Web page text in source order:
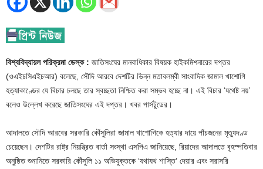
বিশ্ববিদ্যায়ল পরিক্রমা ডেস্ক : জাতিসংঘের মানবাধিকার বিষয়ক হাইকমিশনারের দপ্তর
(ওএইচসিএইচআর) বলেছে, সৌদি আরবে দেশটির ভিন্ন মতাবলম্বী সাংবাদিক জামাল খাশোগি
হত্যাকাণ্ডের যে বিচার চলছে তার স্বচ্ছতা নিশ্চিত করা সম্ভব হচ্ছে না। এই বিচার ‘যথেষ্ট নয়’
বলেও উল্লেখ করেছে জাতিসংঘের এই দপ্তর। খবর পার্সটুডের।
আদালতে সৌদি আরবের সরকারি কৌঁসুলিরা জামাল খাশোগিকে হত্যার দায়ে পাঁচজনের মৃত্যুদণ্ড
চেয়েছেন। দেশটির রাষ্ট্র নিয়ন্ত্রিত বার্তা সংস্থা এসপিএ জানিয়েছে, রিয়াদের আদালতে বৃহস্পতিবার
অনুষ্ঠিত শুনানিতে সরকারি কৌঁসুলি ১১ অভিযুক্তকে ‘যথাযথ শাস্তি’ দেয়ার এবং সরাসরি